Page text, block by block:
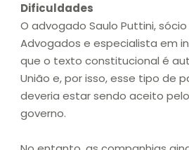
Dificuldades
O advogado Saulo Puttini,
Advogados e especialista em
que o texto constitucional é
União e, por isso, esse tipo de
deveria estar sendo aceito
governo.